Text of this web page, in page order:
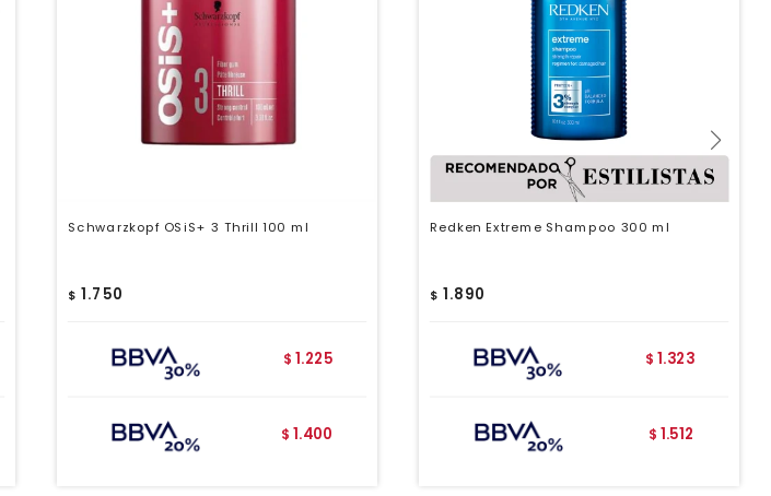
Schwarzkopf OSiS+ 3 Thrill 100 ml
$ 1.750
$ 1.225
$ 1.400
Redken Extreme Shampoo 300 ml
$ 1.890
$ 1.323
$ 1.512